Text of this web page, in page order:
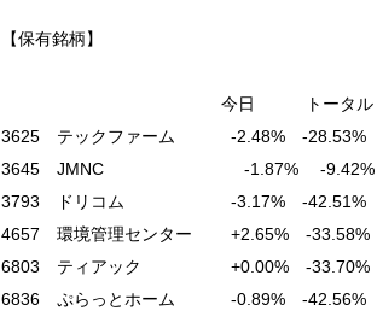
【保有銘柄】
今日 トータル トー
3625 テックファーム -2.48% -28.53% -
3645 JMNC -1.87% -9.42% -
3793 ドリコム -3.17% -42.51% -
4657 環境管理センター +2.65% -33.58%
6803 ティアック +0.00% -33.70% -
6836 ぷらっとホーム -0.89% -42.56% -